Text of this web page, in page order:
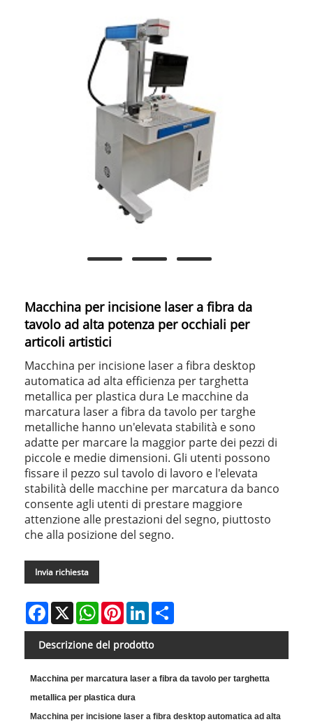
Macchina per incisione laser a fibra da
tavolo ad alta potenza per occhiali per
articoli artistici
Macchina per incisione laser a fibra desktop
automatica ad alta efficienza per targhetta
metallica per plastica dura Le macchine da
marcatura laser a fibra da tavolo per targhe
metalliche hanno un'elevata stabilità e sono
adatte per marcare la maggior parte dei pezzi di
piccole e medie dimensioni. Gli utenti possono
fissare il pezzo sul tavolo di lavoro e l'elevata
stabilità delle macchine per marcatura da banco
consente agli utenti di prestare maggiore
attenzione alle prestazioni del segno, piuttosto
che alla posizione del segno.
Invia richiesta
Facebook
X WhatsAppPinterestLinkedIn
Descrizione del prodotto
Macchina per marcatura laser a fibra da tavolo per targhetta
metallica per plastica dura
Macchina per incisione laser a fibra desktop automatica ad alta